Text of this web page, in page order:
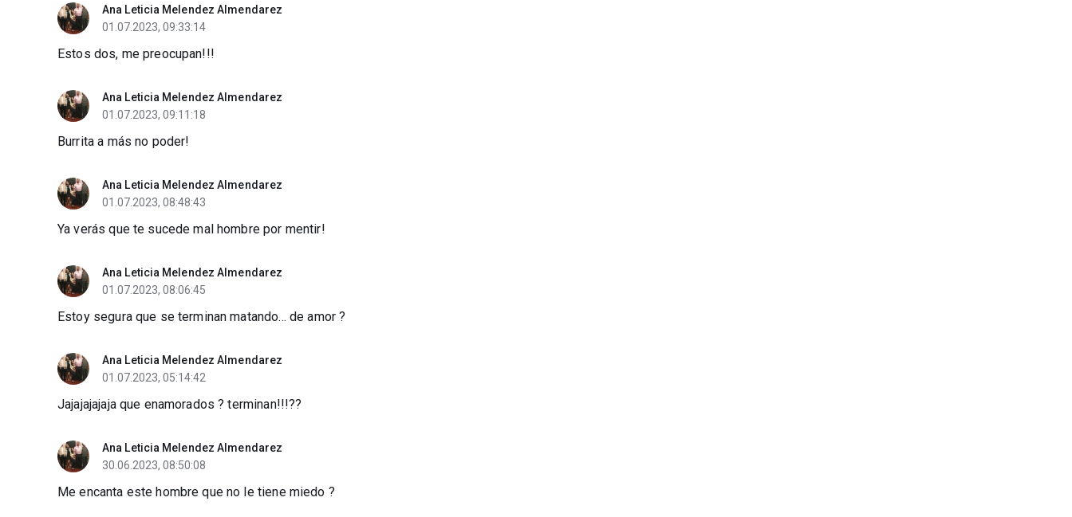
Ana Leticia Melendez Almendarez
01.07.2023, 09:33:14
Estos dos, me preocupan!!!
Ana Leticia Melendez Almendarez
01.07.2023, 09:11:18
Burrita a más no poder!
Ana Leticia Melendez Almendarez
01.07.2023, 08:48:43
Ya verás que te sucede mal hombre por mentir!
Ana Leticia Melendez Almendarez
01.07.2023, 08:06:45
Estoy segura que se terminan matando... de amor ?
Ana Leticia Melendez Almendarez
01.07.2023, 05:14:42
Jajajajajaja que enamorados ? terminan!!!??
Ana Leticia Melendez Almendarez
30.06.2023, 08:50:08
Me encanta este hombre que no le tiene miedo ?